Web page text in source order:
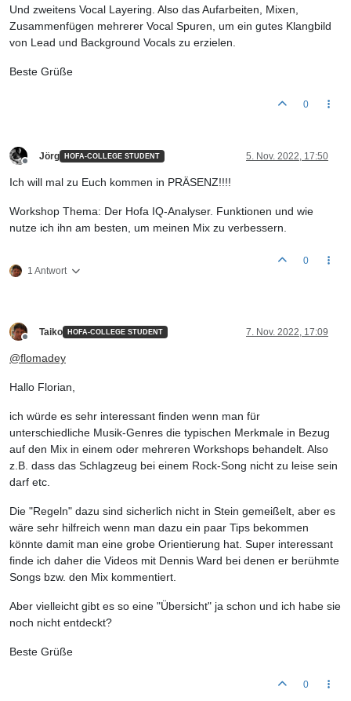
Und zweitens Vocal Layering. Also das Aufarbeiten, Mixen,
Zusammenfügen mehrerer Vocal Spuren, um ein gutes Klangbild
von Lead und Background Vocals zu erzielen.
Beste Grüße
0
Jörg HOFA-COLLEGE STUDENT 5. Nov. 2022, 17:50
Ich will mal zu Euch kommen in PRÄSENZ!!!!
Workshop Thema: Der Hofa IQ-Analyser. Funktionen und wie
nutze ich ihn am besten, um meinen Mix zu verbessern.
1 Antwort
0
Taiko HOFA-COLLEGE STUDENT 7. Nov. 2022, 17:09
@flomadey
Hallo Florian,
ich würde es sehr interessant finden wenn man für
unterschiedliche Musik-Genres die typischen Merkmale in Bezug
auf den Mix in einem oder mehreren Workshops behandelt. Also
z.B. dass das Schlagzeug bei einem Rock-Song nicht zu leise sein
darf etc.
Die "Regeln" dazu sind sicherlich nicht in Stein gemeißelt, aber es
wäre sehr hilfreich wenn man dazu ein paar Tips bekommen
könnte damit man eine grobe Orientierung hat. Super interessant
finde ich daher die Videos mit Dennis Ward bei denen er berühmte
Songs bzw. den Mix kommentiert.
Aber vielleicht gibt es so eine "Übersicht" ja schon und ich habe sie
noch nicht entdeckt?
Beste Grüße
0